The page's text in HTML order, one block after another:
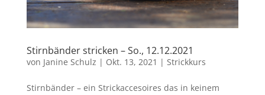
Stirnbänder stricken – So., 12.12.2021
von Janine Schulz | Okt. 13, 2021 | Strickkurs
Stirnbänder – ein Strickaccesoires das in keinem